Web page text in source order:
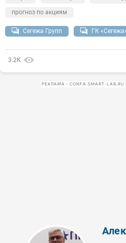
прогноз по акциям
Сегежа Групп ГК
3.2К
РЕКЛАМА • CONFA.SMART-LAB.RU